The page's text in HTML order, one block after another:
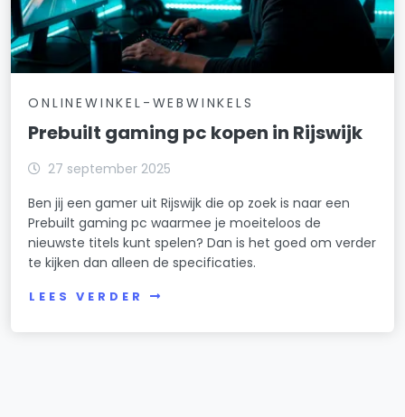
ONLINEWINKEL-WEBWINKELS
Prebuilt gaming pc kopen in Rijswijk
27 september 2025
Ben jij een gamer uit Rijswijk die op zoek is naar een
Prebuilt gaming pc waarmee je moeiteloos de
nieuwste titels kunt spelen? Dan is het goed om verder
te kijken dan alleen de specificaties.
LEES VERDER